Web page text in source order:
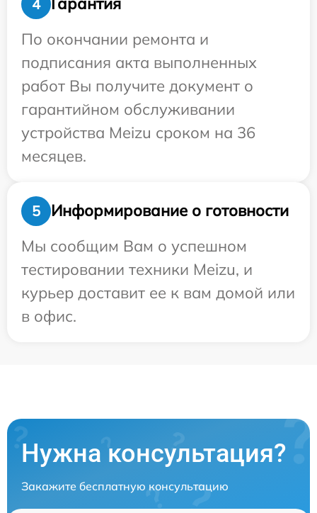
4
По окончании ремонта и
подписания акта выполненных
работ Вы получите документ о
гарантийном обслуживании
устройства Meizu сроком на 36
месяцев.
5
Информирование о готовности
Мы сообщим Вам о успешном
тестировании техники Meizu, и
курьер доставит ее к вам домой или
в офис.
Нужна консультация?
Закажите бесплатную консультацию